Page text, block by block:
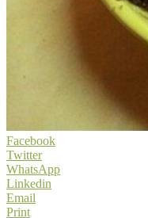
Facebook
Twitter
WhatsApp
Linkedin
Email
Print